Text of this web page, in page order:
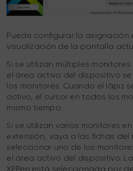
Puede configurar la asignación
visualización de la pantalla
Si se utilizan múltiples
el área activo del dispositivo
los monitores. Cuando el lápiz
activo, el cursor en todos los
mismo tiempo.
Si se utilizan varios monitores
extensión, vaya a las fichas del
seleccionar uno de los
el área activo del dispositivo.
XPPen está seleccionada por